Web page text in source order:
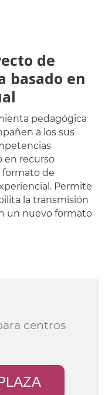
de
basado en
pedagógica
a los sus
en recurso
de
Permite
la transmisión
un nuevo formato
centros